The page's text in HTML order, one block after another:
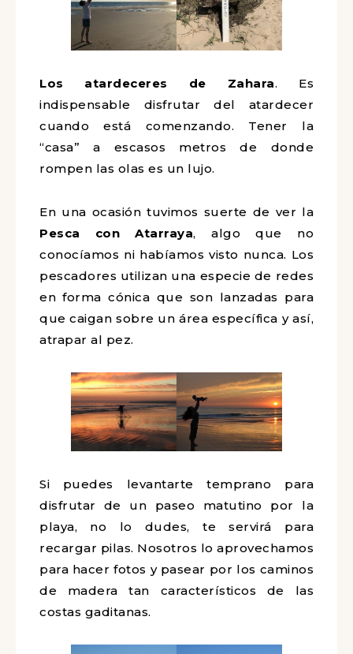
Los atardeceres de Zahara. Es
indispensable disfrutar del atardecer
cuando está comenzando. Tener la
“casa” a escasos metros de donde
rompen las olas es un lujo.
En una ocasión tuvimos suerte de ver la
Pesca con Atarraya, algo que no
conocíamos ni habíamos visto nunca. Los
pescadores utilizan una especie de redes
en forma cónica que son lanzadas para
que caigan sobre un área específica y así,
atrapar al pez.
Si puedes levantarte temprano para
disfrutar de un paseo matutino por la
playa, no lo dudes, te servirá para
recargar pilas. Nosotros lo aprovechamos
para hacer fotos y pasear por los caminos
de madera tan característicos de las
costas gaditanas.